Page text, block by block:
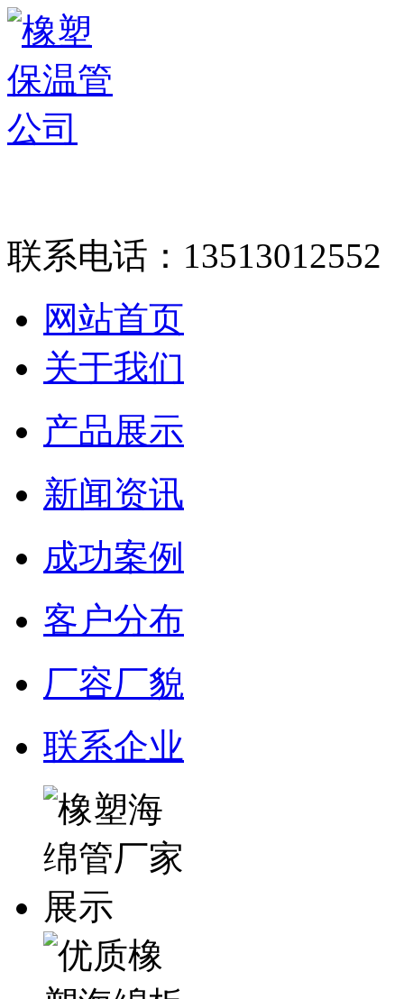
联系电话： 13513012552
网站首页
关于我们
产品展示
新闻资讯
成功案例
客户分布
厂容厂貌
联系企业